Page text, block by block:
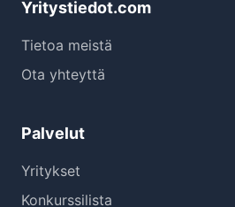
Yritystiedot.com
Tietoa meistä
Ota yhteyttä
Palvelut
Yritykset
Konkurssilista